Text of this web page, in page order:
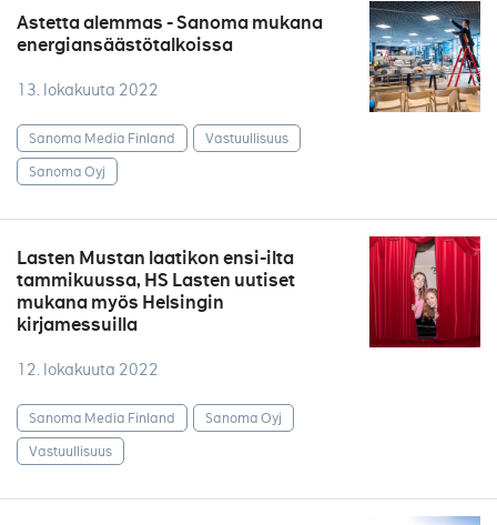
Astetta alemmas - Sanoma mukana
energiansäästötalkoissa
13. lokakuuta 2022
Sanoma Media Finland
Vastuullisuus
Sanoma Oyj
Lasten Mustan laatikon ensi-ilta
tammikuussa, HS Lasten uutiset
mukana myös Helsingin
kirjamessuilla
12. lokakuuta 2022
Sanoma Media Finland
Sanoma Oyj
Vastuullisuus